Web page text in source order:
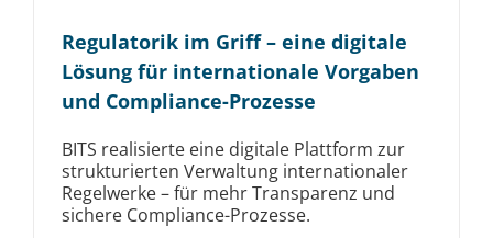
Regula­torik im Griff – eine digitale
Lösung für inter­nationale Vor­gaben
und Com­pliance-Prozesse
BITS realisierte eine digitale Plattform zur
strukturierten Verwaltung internationaler
Regelwerke – für mehr Transparenz und
sichere Compliance-Prozesse.